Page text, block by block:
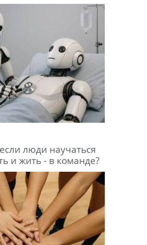
люди научаться
и жить - в команде?